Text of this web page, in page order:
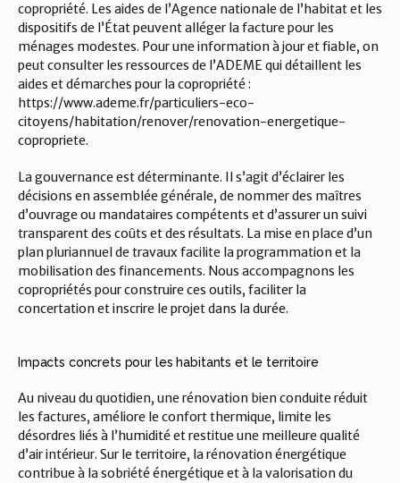
copropriété. Les aides de l’Agence nationale de l’habitat et les
dispositifs de l’État peuvent alléger la facture pour les
ménages modestes. Pour une information à jour et fiable, on
peut consulter les ressources de l’ADEME qui détaillent les
aides et démarches pour la copropriété :
https://www.ademe.fr/particuliers-eco-
citoyens/habitation/renover/renovation-energetique-
copropriete.
La gouvernance est déterminante. Il s’agit d’éclairer les
décisions en assemblée générale, de nommer des maîtres
d’ouvrage ou mandataires compétents et d’assurer un suivi
transparent des coûts et des résultats. La mise en place d’un
plan pluriannuel de travaux facilite la programmation et la
mobilisation des financements. Nous accompagnons les
copropriétés pour construire ces outils, faciliter la
concertation et inscrire le projet dans la durée.
Impacts concrets pour les habitants et le territoire
Au niveau du quotidien, une rénovation bien conduite réduit
les factures, améliore le confort thermique, limite les
désordres liés à l’humidité et restitue une meilleure qualité
d’air intérieur. Sur le territoire, la rénovation énergétique
contribue à la sobriété énergétique et à la valorisation du